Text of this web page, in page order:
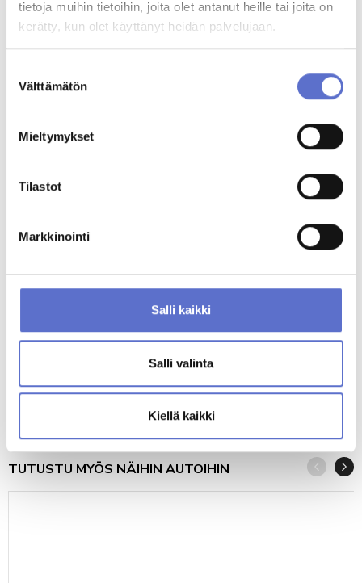
tietoja muihin tietoihin, joita olet antanut heille tai joita on
kerätty, kun olet käyttänyt heidän palvelujaan.
valinta
Välttämätön
Mieltymykset
Tilastot
Markkinointi
Salli kaikki
Salli valinta
Kiellä kaikki
Volkswagen TRANSPORTER
357
TUTUSTU MYÖS NÄIHIN AUTOIHIN